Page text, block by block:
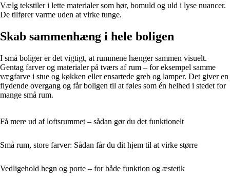
Vælg tekstiler i lette materialer som hør, bomuld og uld i lyse nuancer.
De tilfører varme uden at virke tunge.
Skab sammenhæng i hele boligen
I små boliger er det vigtigt, at rummene hænger sammen visuelt.
Gentag farver og materialer på tværs af rum – for eksempel samme
vægfarve i stue og køkken eller ensartede greb og lamper. Det giver en
flydende overgang og får boligen til at føles som én helhed i stedet for
mange små rum.
Få mere ud af loftsrummet – sådan gør du det funktionelt
Små rum, store farver: Sådan får du dit hjem til at virke større
Vedligehold hegn og porte – for både funktion og æstetik